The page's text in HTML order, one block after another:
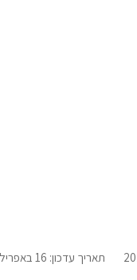
תאריך עדכון: 16 באפריל 2025